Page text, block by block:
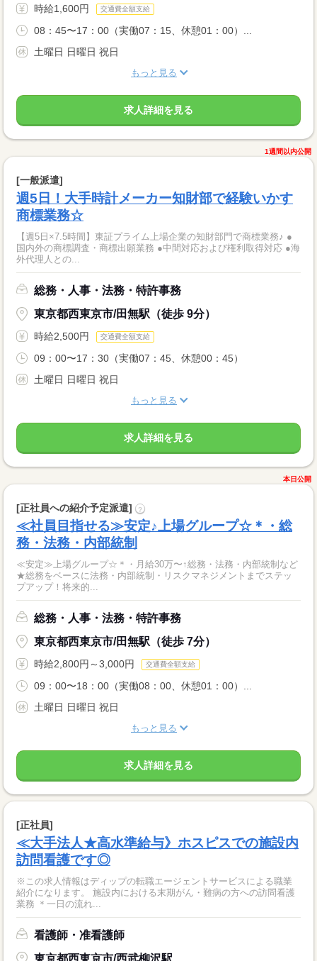
時給1,600円 交通費全額支給
08：45〜17：00（実働07：15、休憩01：00）...
土曜日 日曜日 祝日
もっと見る
求人詳細を見る
1週間以内公開
[一般派遣]
週5日！大手時計メーカー知財部で経験いかす
商標業務☆
【週5日×7.5時間】東証プライム上場企業の知財部門で商標業務♪ ●
国内外の商標調査・商標出願業務 ●中間対応および権利取得対応 ●海
外代理人との...
総務・人事・法務・特許事務
東京都西東京市/田無駅（徒歩 9分）
時給2,500円 交通費全額支給
09：00〜17：30（実働07：45、休憩00：45）
土曜日 日曜日 祝日
もっと見る
求人詳細を見る
本日公開
[正社員への紹介予定派遣] ?
≪社員目指せる≫安定♪上場グループ☆＊・総
務・法務・内部統制
≪安定≫上場グループ☆＊・月給30万〜↑総務・法務・内部統制など
★総務をベースに法務・内部統制・リスクマネジメントまでステッ
プアップ！将来的...
総務・人事・法務・特許事務
東京都西東京市/田無駅（徒歩 7分）
時給2,800円～3,000円 交通費全額支給
09：00〜18：00（実働08：00、休憩01：00）...
土曜日 日曜日 祝日
もっと見る
求人詳細を見る
[正社員]
≪大手法人★高水準給与》ホスピスでの施設内
訪問看護です◎
※この求人情報はディップの転職エージェントサービスによる職業
紹介になります。 施設内における末期がん・難病の方への訪問看護
業務 ＊一日の流れ...
看護師・准看護師